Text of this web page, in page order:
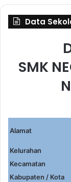
Data
SMK
Alamat
Kelurahan
Kecamatan
Kabupaten / Kota